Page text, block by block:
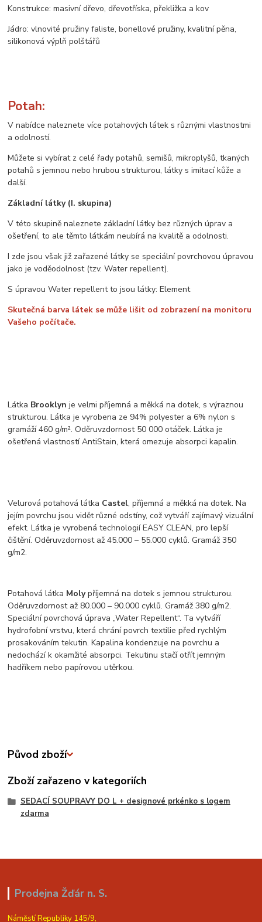
Konstrukce: masivní dřevo, dřevotříska, překližka a kov
Jádro: vlnovité pružiny faliste, bonellové pružiny, kvalitní pěna,
silikonová výplň polštářů
Potah:
V nabídce naleznete více potahových látek s různými vlastnostmi
a odolností.
Můžete si vybírat z celé řady potahů, semišů, mikroplyšů, tkaných
potahů s jemnou nebo hrubou strukturou, látky s imitací kůže a
další.
Základní látky (I. skupina)
V této skupině naleznete základní látky bez různých úprav a
ošetření, to ale těmto látkám neubírá na kvalitě a odolnosti.
I zde jsou však již zařazené látky se speciální povrchovou úpravou
jako je voděodolnost (tzv. Water repellent).
S úpravou Water repellent to jsou látky: Element
Skutečná barva látek se může lišit od zobrazení na monitoru
Vašeho počítače.
Látka Brooklyn je velmi příjemná a měkká na dotek, s výraznou
strukturou. Látka je vyrobena ze 94% polyester a 6% nylon s
gramáží 460 g/m². Oděruvzdornost 50 000 otáček. Látka je
ošetřená vlastností AntiStain, která omezuje absorpci kapalin.
Velurová potahová látka Castel, příjemná a měkká na dotek. Na
jejím povrchu jsou vidět různé odstíny, což vytváří zajímavý vizuální
efekt. Látka je vyrobená technologií EASY CLEAN, pro lepší
čištění. Oděruvzdornost až 45.000 – 55.000 cyklů. Gramáž 350
g/m2.
Potahová látka Molypříjemná na dotek s jemnou strukturou.
Oděruvzdornost až 80.000 – 90.000 cyklů. Gramáž 380 g/m2.
Speciální povrchová úprava „Water Repellent“. Ta vytváří
hydrofobní vrstvu, která chrání povrch textilie před rychlým
prosakováním tekutin. Kapalina kondenzuje na povrchu a
nedochází k okamžité absorpci. Tekutinu stačí otřít jemným
hadříkem nebo papírovou utěrkou.
Původ zboží
Zboží zařazeno v kategoriích
SEDACÍ SOUPRAVY DO L + designové prkénko s logem
zdarma
Prodejna Žďár n. S.
Náměstí Republiky 145/9,